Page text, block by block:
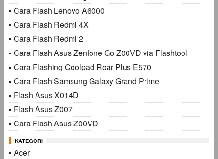
Cara Flash Lenovo A6000
Cara Flash Redmi 4X
Cara Flash Redmi 2
Cara Flash Asus Zenfone Go Z00VD via Flashtool
Cara Flashing Coolpad Roar Plus E570
Cara Flash Samsung Galaxy Grand Prime
Flash Asus X014D
Flash Asus Z007
Cara Flash Asus Z00VD
KATEGORI
Acer